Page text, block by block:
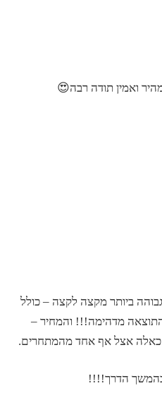
ואמין תודה רבה😍
ביותר מקצה לקצה – כולל
מדהימה!!! והמחיר –
כאלה אצל אף אחד מהמתחרים.
הדרך!!!!